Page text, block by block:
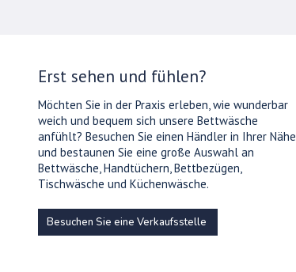
Erst sehen und fühlen?
Möchten Sie in der Praxis erleben, wie wunderbar
weich und bequem sich unsere Bettwäsche
anfühlt? Besuchen Sie einen Händler in Ihrer Nähe
und bestaunen Sie eine große Auswahl an
Bettwäsche, Handtüchern, Bettbezügen,
Tischwäsche und Küchenwäsche.
Besuchen Sie eine Verkaufsstelle